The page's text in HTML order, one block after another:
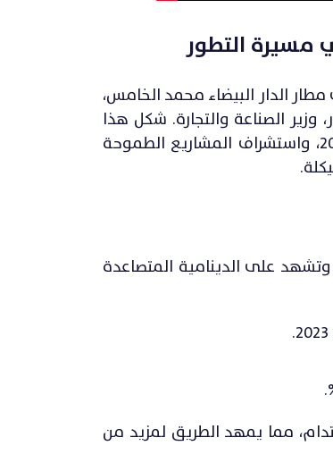
مسيرة التطور
في مطار الدار البيضاء محمد الخامس،
الصناعة والتجارة. شكل هذا
الاجتماع محطة هامة لاستعراض الإنجازات المتميزة التي حققها المكتب خلال سنة 2024، واستشراف المشاريع الطموحة
وتشهد على الدينامية المتصاعدة
مما يمهد الطريق لمزيد من